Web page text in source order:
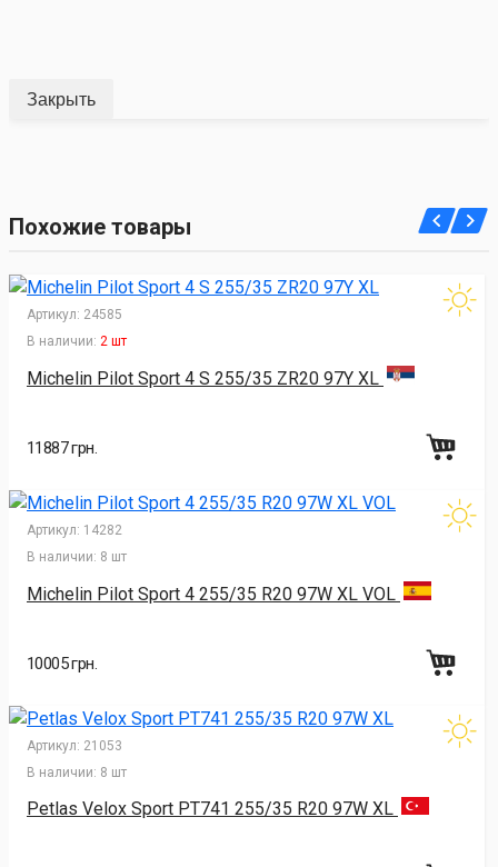
Закрыть
Похожие товары
Артикул: 24585
В наличии: 2 шт
Michelin Pilot Sport 4 S 255/35 ZR20 97Y XL
11887 грн.
Артикул: 14282
В наличии: 8 шт
Michelin Pilot Sport 4 255/35 R20 97W XL VOL
10005 грн.
Артикул: 21053
В наличии: 8 шт
Petlas Velox Sport PT741 255/35 R20 97W XL